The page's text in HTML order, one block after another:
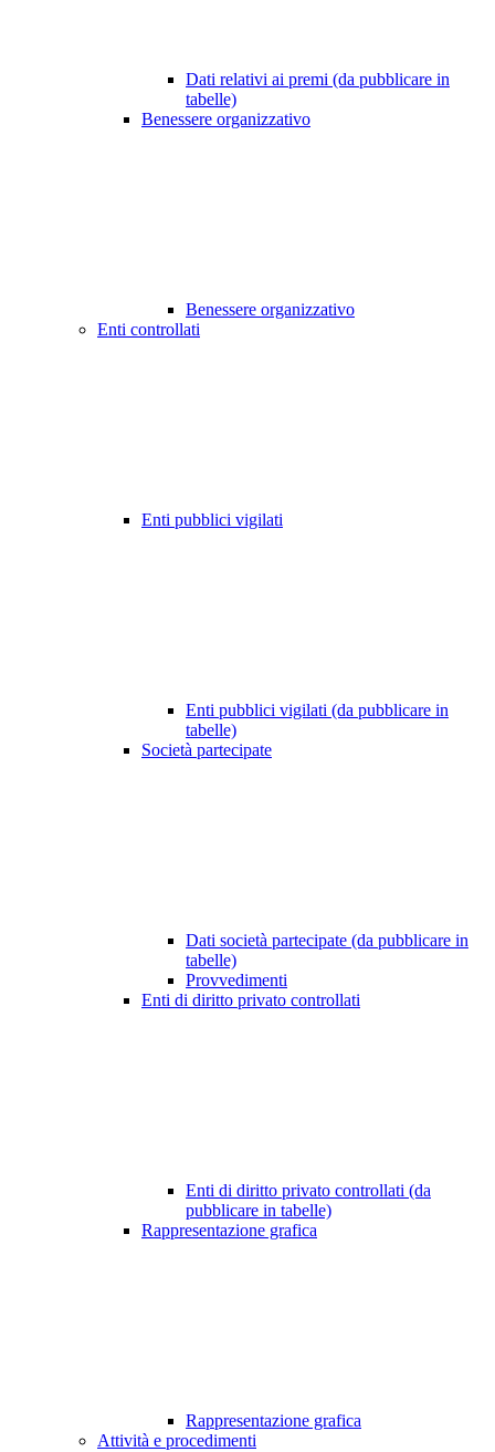
Dati relativi ai premi (da pubblicare in
tabelle)
Benessere organizzativo
Benessere organizzativo
Enti controllati
Enti pubblici vigilati
Enti pubblici vigilati (da pubblicare in
tabelle)
Società partecipate
Dati società partecipate (da pubblicare in
tabelle)
Provvedimenti
Enti di diritto privato controllati
Enti di diritto privato controllati (da
pubblicare in tabelle)
Rappresentazione grafica
Rappresentazione grafica
Attività e procedimenti